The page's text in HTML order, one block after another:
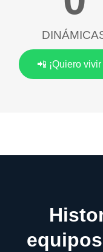
📲 ¡Quiero